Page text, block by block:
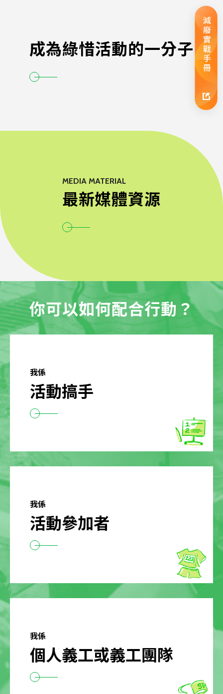
減廢實戰手冊
成為綠惜活動的一分子
MEDIA MATERIAL
最新媒體資源
你可以如何配合行動？
我係
活動搞手
我係
活動參加者
我係
個人義工或義工團隊